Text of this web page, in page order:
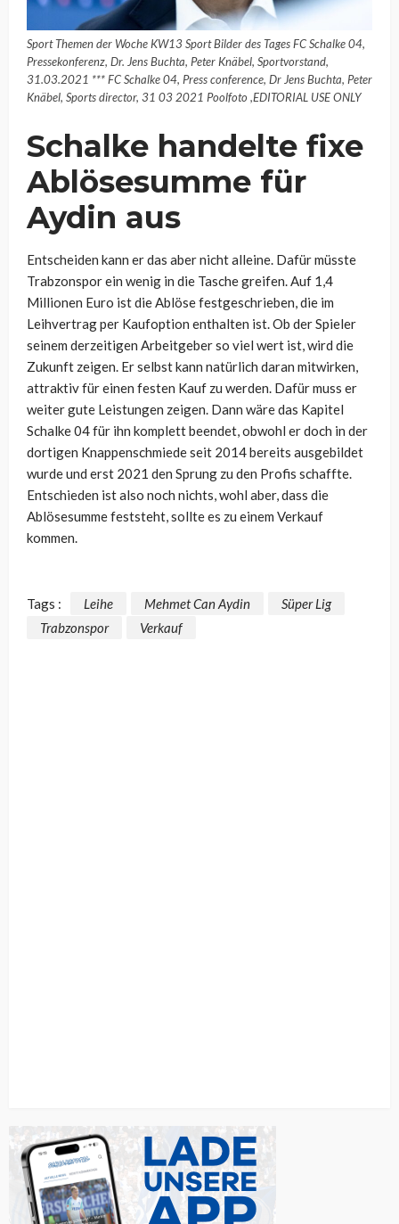
Sport Themen der Woche KW13 Sport Bilder des Tages FC Schalke 04,
Pressekonferenz, Dr. Jens Buchta, Peter Knäbel, Sportvorstand,
31.03.2021 *** FC Schalke 04, Press conference, Dr Jens Buchta, Peter
Knäbel, Sports director, 31 03 2021 Poolfoto ,EDITORIAL USE ONLY
Schalke handelte fixe
Ablösesumme für
Aydin aus
Entscheiden kann er das aber nicht alleine. Dafür müsste
Trabzonspor ein wenig in die Tasche greifen. Auf 1,4
Millionen Euro ist die Ablöse festgeschrieben, die im
Leihvertrag per Kaufoption enthalten ist. Ob der Spieler
seinem derzeitigen Arbeitgeber so viel wert ist, wird die
Zukunft zeigen. Er selbst kann natürlich daran mitwirken,
attraktiv für einen festen Kauf zu werden. Dafür muss er
weiter gute Leistungen zeigen. Dann wäre das Kapitel
Schalke 04 für ihn komplett beendet, obwohl er doch in der
dortigen Knappenschmiede seit 2014 bereits ausgebildet
wurde und erst 2021 den Sprung zu den Profis schaffte.
Entschieden ist also noch nichts, wohl aber, dass die
Ablösesumme feststeht, sollte es zu einem Verkauf
kommen.
Tags : Leihe Mehmet Can Aydin
Süper Lig
Trabzonspor
Verkauf